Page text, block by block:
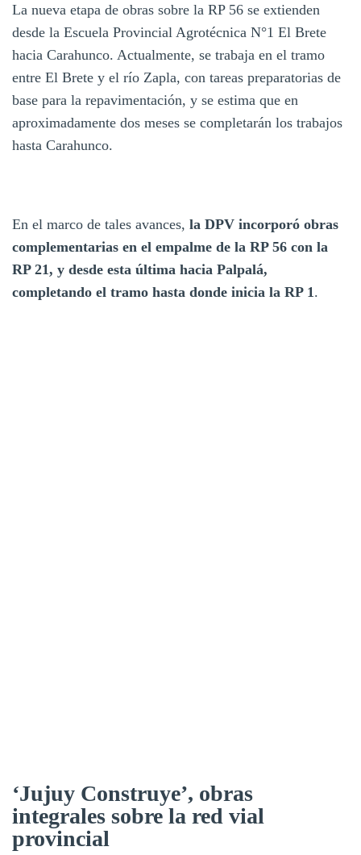
La nueva etapa de obras sobre la RP 56 se extienden
desde la Escuela Provincial Agrotécnica N°1 El Brete
hacia Carahunco. Actualmente, se trabaja en el tramo
entre El Brete y el río Zapla, con tareas preparatorias de
base para la repavimentación, y se estima que en
aproximadamente dos meses se completarán los trabajos
hasta Carahunco.
En el marco de tales avances, la DPV incorporó obras
complementarias en el empalme de la RP 56 con la
RP 21, y desde esta última hacia Palpalá,
completando el tramo hasta donde inicia la RP 1 .
‘Jujuy Construye’, obras
integrales sobre la red vial
provincial